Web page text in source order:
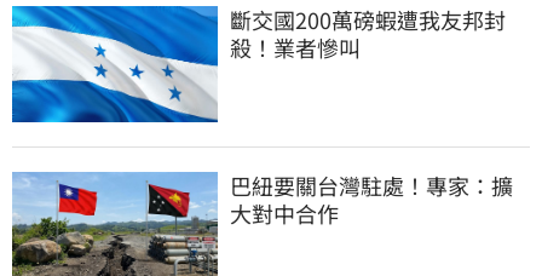
斷交國200萬磅蝦遭我友邦封
殺！業者慘叫
巴紐要關台灣駐處！專家：擴
大對中合作